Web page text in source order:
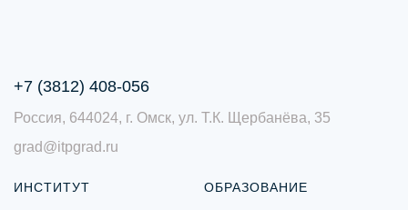
+7 (3812) 408-056
Россия, 644024, г. Омск, ул. Т.К. Щербанёва, 35
grad@itpgrad.ru
ИНСТИТУТ ОБРАЗОВАНИЕ